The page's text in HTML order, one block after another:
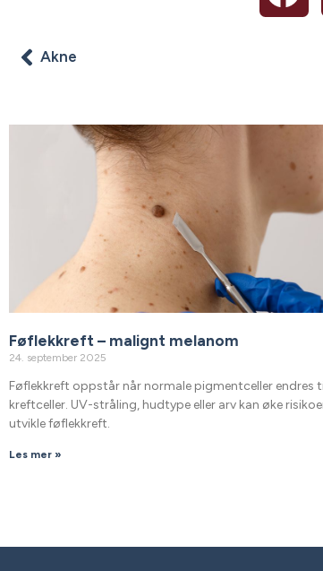
Akne
Føflekkreft – malignt melanom
24. september 2025
Føflekkreft oppstår når normale pigmentceller endres
kreftceller. UV-stråling, hudtype eller arv kan øke
utvikle føflekkreft.
Les mer »